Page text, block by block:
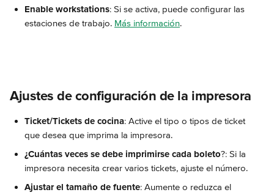
Enable workstations: Si se activa, puede configurar las
estaciones de trabajo. Más información.
Ajustes de configuración de la impresora
Ticket/Tickets de cocina: Active el tipo o tipos de ticket
que desea que imprima la impresora.
¿Cuántas veces se debe imprimirse cada boleto?: Si la
impresora necesita crear varios tickets, ajuste el número.
Ajustar el tamaño de fuente: Aumente o reduzca el